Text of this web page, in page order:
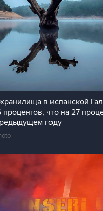
в испанской
что на 27
году